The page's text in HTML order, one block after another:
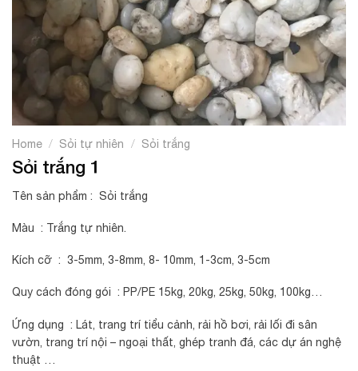
Home / Sỏi tự nhiên / Sỏi trắng
Sỏi trắng 1
Tên sản phẩm : Sỏi trắng
Màu : Trắng tự nhiên.
Kích cỡ : 3-5mm, 3-8mm, 8- 10mm, 1-3cm, 3-5cm
Quy cách đóng gói : PP/PE 15kg, 20kg, 25kg, 50kg, 100kg…
Ứng dụng : Lát, trang trí tiểu cảnh, rải hồ bơi, rải lối đi sân
vườn, trang trí nội – ngoại thất, ghép tranh đá, các dự án nghệ
thuật …